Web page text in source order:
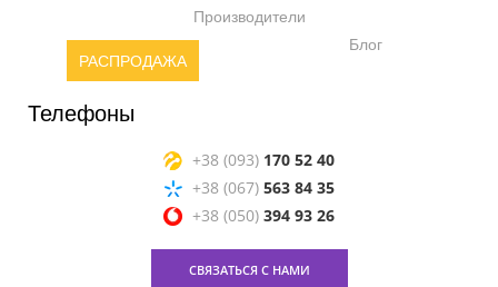
Производители
РАСПРОДАЖА
Блог
Телефоны
+38 (093) 170 52 40
+38 (067) 563 84 35
+38 (050) 394 93 26
СВЯЗАТЬСЯ С НАМИ